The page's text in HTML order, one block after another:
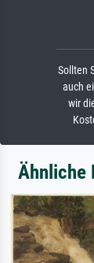
Sollten
auch
wir
Ähnliche